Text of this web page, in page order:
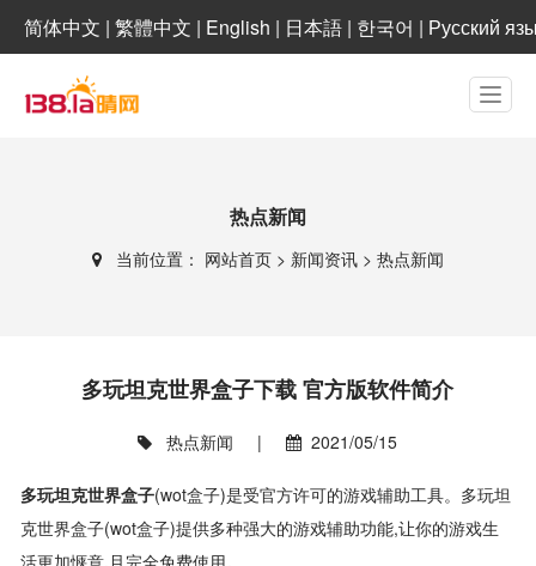
简体中文 | 繁體中文 | English | 日本語 | 한국어 | Русский
热点新闻
当前位置： 网站首页 > 新闻资讯 > 热点新闻
多玩坦克世界盒子下载 官方版软件简介
热点新闻 | 2021/05/15
多玩坦克世界盒子(wot盒子)是受官方许可的游戏辅助工具。多玩坦
克世界盒子(wot盒子)提供多种强大的游戏辅助功能,让你的游戏生
活更加惬意,且完全免费使用。